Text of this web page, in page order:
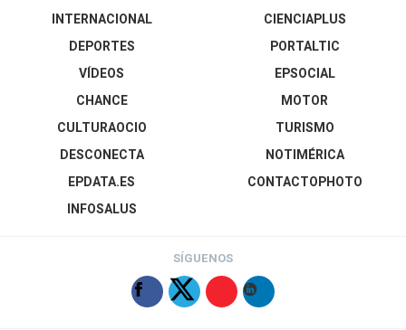
INTERNACIONAL
DEPORTES
VÍDEOS
CIENCIAPLUS
PORTALTIC
EPSOCIAL
CHANCE
CULTURAOCIO
DESCONECTA
EPDATA.ES
INFOSALUS
MOTOR
TURISMO
NOTIMÉRICA
CONTACTOPHOTO
SÍGUENOS